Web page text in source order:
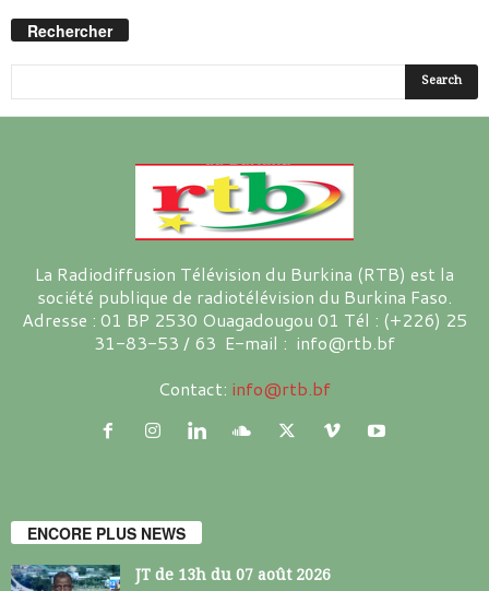
Rechercher
La Radiodiffusion Télévision du Burkina (RTB) est la
société publique de radiotélévision du Burkina Faso.
Adresse : 01 BP 2530 Ouagadougou 01 Tél : (+226) 25
31-83-53 / 63 E-mail : info@rtb.bf
Contact: info@rtb.bf
ENCORE PLUS NEWS
JT de 13h du 07 août 2026